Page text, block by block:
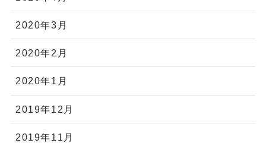
2020年3月
2020年2月
2020年1月
2019年12月
2019年11月